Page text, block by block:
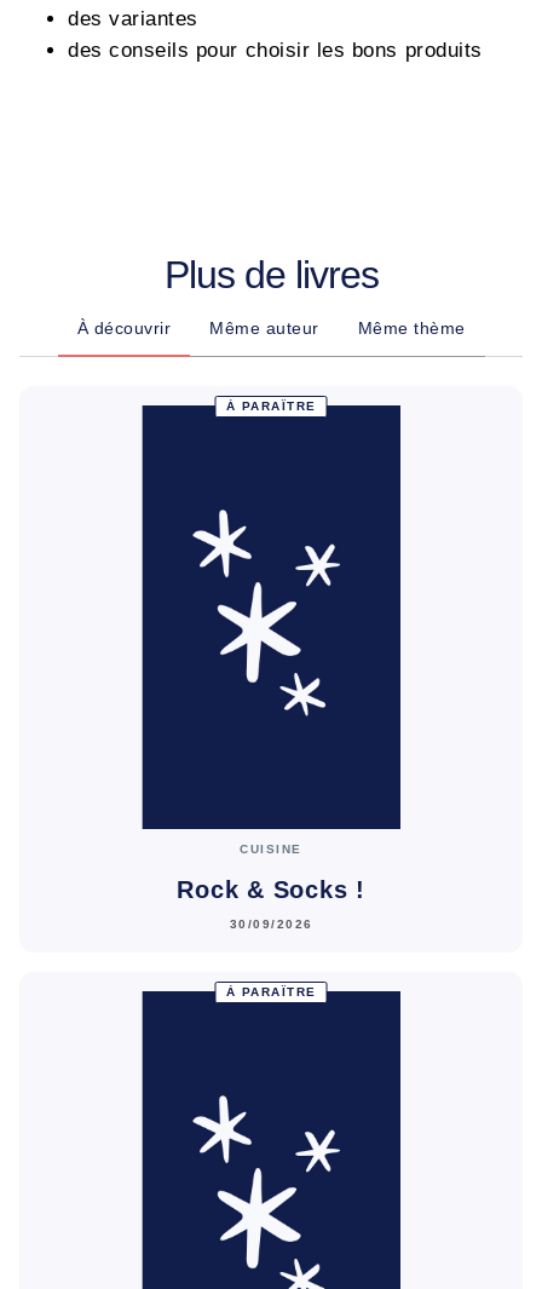
des variantes
des conseils pour choisir les bons produits
Plus de livres
À découvrir Même auteur Même thème
À PARAÎTRE
CUISINE
Rock & Socks !
30/09/2026
À PARAÎTRE